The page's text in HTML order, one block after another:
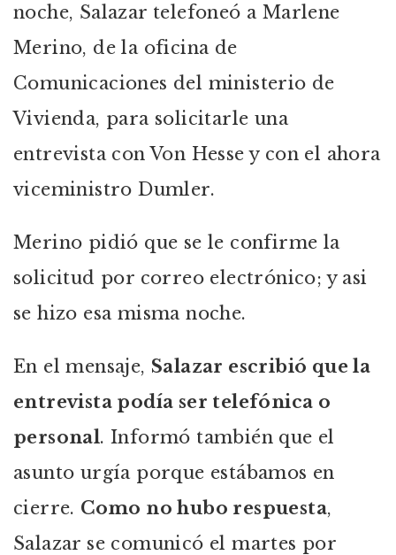
noche, Salazar telefoneó a Marlene
Merino, de la oficina de
Comunicaciones del ministerio de
Vivienda, para solicitarle una
entrevista con Von Hesse y con el ahora
viceministro Dumler.
Merino pidió que se le confirme la
solicitud por correo electrónico; y asi
se hizo esa misma noche.
En el mensaje, Salazar escribió que la
entrevista podía ser telefónica o
personal. Informó también que el
asunto urgía porque estábamos en
cierre. Como no hubo respuesta,
Salazar se comunicó el martes por